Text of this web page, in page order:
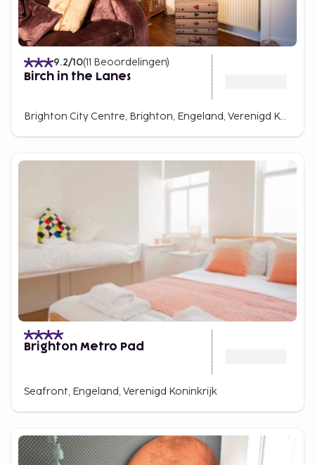
9.2/10(11 Beoordelingen)
Birch in the Lanes
Brighton City Centre, Brighton, Engeland, Verenigd Koninkrijk
Brighton Metro Pad
Seafront, Engeland, Verenigd Koninkrijk